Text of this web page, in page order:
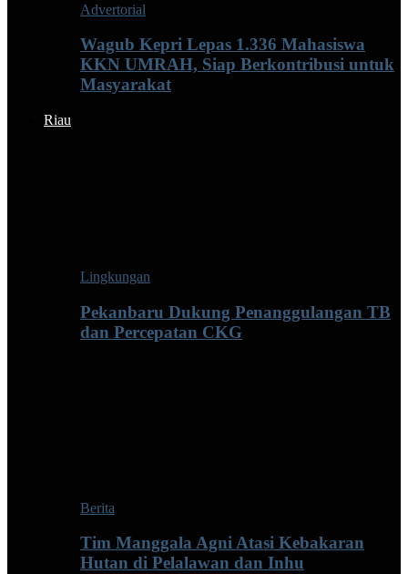
Advertorial
Wagub Kepri Lepas 1.336 Mahasiswa
KKN UMRAH, Siap Berkontribusi untuk
Masyarakat
Riau
Lingkungan
Pekanbaru Dukung Penanggulangan TB
dan Percepatan CKG
Berita
Tim Manggala Agni Atasi Kebakaran
Hutan di Pelalawan dan Inhu